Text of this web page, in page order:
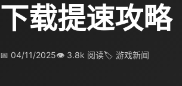
下载提速攻略
📅 04/11/2025👁 3.8k 阅读🏷 游戏新闻